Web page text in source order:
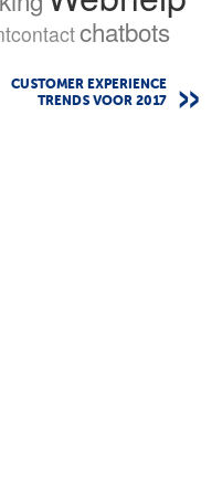
chatbots
CUSTOMER EXPERIENCE
TRENDS VOOR 2017